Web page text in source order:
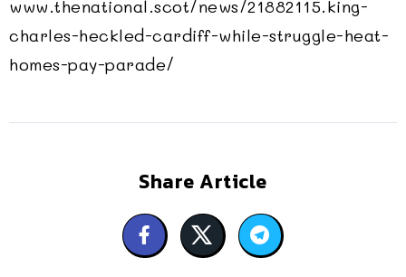
www.thenational.scot/news/21882115.king-
charles-heckled-cardiff-while-struggle-heat-
homes-pay-parade/
Share Article